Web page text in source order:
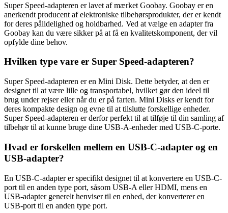
Super Speed-adapteren er lavet af mærket Goobay. Goobay er en
anerkendt producent af elektroniske tilbehørsprodukter, der er kendt
for deres pålidelighed og holdbarhed. Ved at vælge en adapter fra
Goobay kan du være sikker på at få en kvalitetskomponent, der vil
opfylde dine behov.
Hvilken type vare er Super Speed-adapteren?
Super Speed-adapteren er en Mini Disk. Dette betyder, at den er
designet til at være lille og transportabel, hvilket gør den ideel til
brug under rejser eller når du er på farten. Mini Disks er kendt for
deres kompakte design og evne til at tilslutte forskellige enheder.
Super Speed-adapteren er derfor perfekt til at tilføje til din samling af
tilbehør til at kunne bruge dine USB-A-enheder med USB-C-porte.
Hvad er forskellen mellem en USB-C-adapter og en
USB-adapter?
En USB-C-adapter er specifikt designet til at konvertere en USB-C-
port til en anden type port, såsom USB-A eller HDMI, mens en
USB-adapter generelt henviser til en enhed, der konverterer en
USB-port til en anden type port.